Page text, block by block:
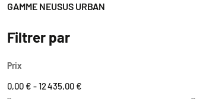
GAMME NEUSUS URBAN
Filtrer par
Prix
0,00 € - 12 435,00 €